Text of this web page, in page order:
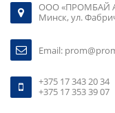
ООО «ПРОМБАЙ
Минск, ул.
Email:
+375 17 343 20 34
+375 17 353 39 07